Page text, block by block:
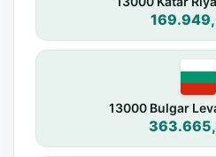
13000 Bulgar